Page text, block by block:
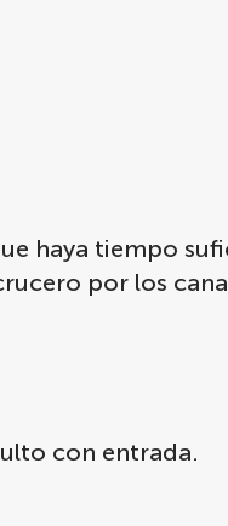
haya tiempo
por los
con entrada.